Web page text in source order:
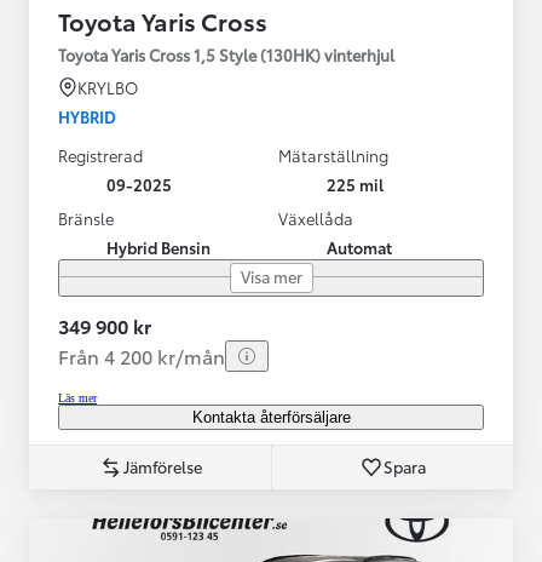
Toyota Yaris Cross
Toyota Yaris Cross 1,5 Style (130HK) vinterhjul
KRYLBO
HYBRID
Registrerad
09-2025
Mätarställning
225 mil
Bränsle
Hybrid Bensin
Växellåda
Automat
Visa mer
349 900 kr
Från 4 200 kr/mån
Läs mer
Kontakta återförsäljare
Jämförelse Spara